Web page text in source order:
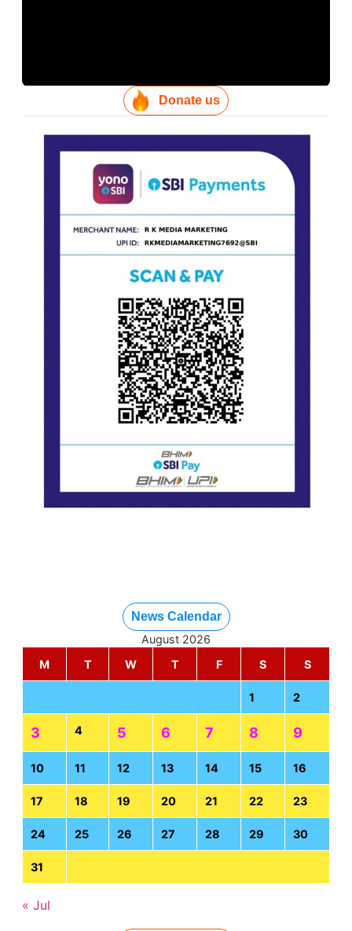
Donate us
News Calendar
August 2026
M
T W T F S S
1 2
3 4 5 6 7 8 9
10 11 12 13 14 15 16
17 18 19 20 21 22 23
24 25 26 27 28 29 30
31
« Jul